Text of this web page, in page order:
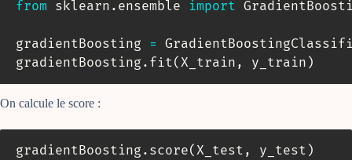
from sklearn . ensemble import
gradientBoosting =
gradientBoosting . fit( X_train , y_train )
On calcule le score :
gradientBoosting . score( X_test , y_test )